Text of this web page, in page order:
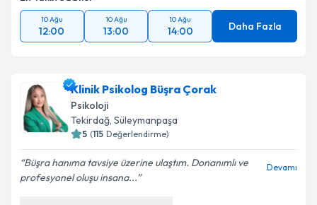
10 Ağu
12:00
10 Ağu
13:00
10 Ağu
14:00 Daha Fazla
Klinik Psikolog Büşra Çorak
Psikoloji
Tekirdağ, Süleymanpaşa
5 (115 Değerlendirme)
Büşra hanıma tavsiye üzerine ulaştım. Donanımlı ve
profesyonel oluşu insana...
Devamı